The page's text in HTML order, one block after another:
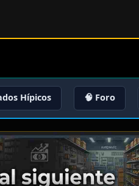
Hípicos 🧠 Foro